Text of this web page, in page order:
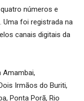
números e
Uma foi registrada na
canais digitais da
Amambai,
Irmãos do Buriti,
Ponta Porã, Rio